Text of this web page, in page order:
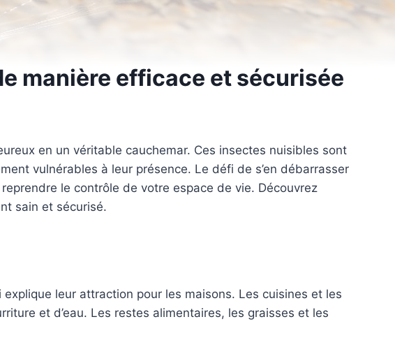
manière efficace et sécurisée
en un véritable cauchemar. Ces insectes nuisibles sont
vulnérables à leur présence. Le défi de s’en débarrasser
le contrôle de votre espace de vie. Découvrez
sain et sécurisé.
leur attraction pour les maisons. Les cuisines et les
et d’eau. Les restes alimentaires, les graisses et les